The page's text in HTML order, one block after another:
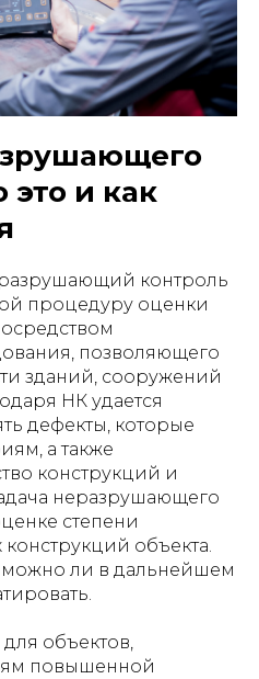
это и как
контроль
процедуру оценки
позволяющего
зданий, сооружений
НК удается
дефекты, которые
а также
конструкций и
неразрушающего
степени
объекта.
можно ли в дальнейшем
объектов,
повышенной